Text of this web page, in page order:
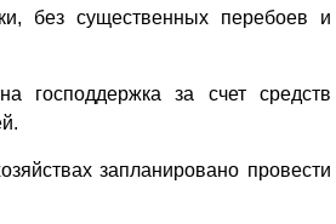
без существенных перебоев и
господдержка за счет средств
запланировано провести